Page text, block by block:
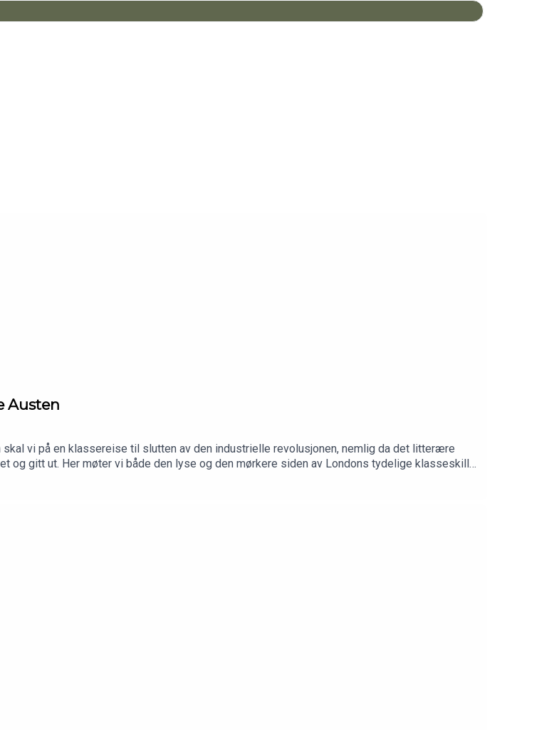
Austen
vi på en klassereise til slutten av den industrielle revolusjonen, nemlig da det litterære
og gitt ut. Her møter vi både den lyse og den mørkere siden av Londons tydelige klasseskille